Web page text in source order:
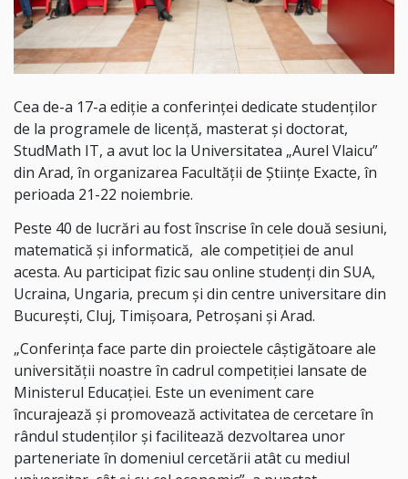
Cea de-a 17-a ediție a conferinței dedicate studenților
de la programele de licență, masterat și doctorat,
StudMath IT, a avut loc la Universitatea „Aurel Vlaicu”
din Arad, în organizarea Facultății de Științe Exacte, în
perioada 21-22 noiembrie.
Peste 40 de lucrări au fost înscrise în cele două sesiuni,
matematică și informatică, ale competiției de anul
acesta. Au participat fizic sau online studenți din SUA,
Ucraina, Ungaria, precum și din centre universitare din
București, Cluj, Timișoara, Petroșani și Arad.
„Conferința face parte din proiectele câștigătoare ale
universității noastre în cadrul competiției lansate de
Ministerul Educației. Este un eveniment care
încurajează și promovează activitatea de cercetare în
rândul studenților și facilitează dezvoltarea unor
parteneriate în domeniul cercetării atât cu mediul